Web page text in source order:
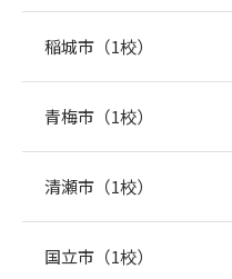
稲城市（1校）
青梅市（1校）
清瀬市（1校）
国立市（1校）